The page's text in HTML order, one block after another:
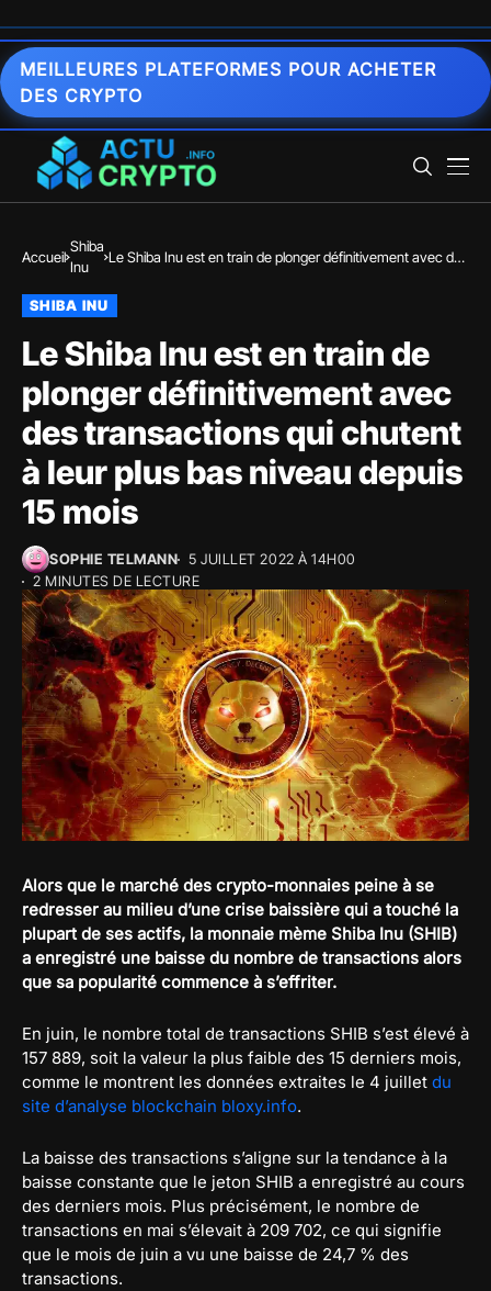
MEILLEURES PLATEFORMES POUR ACHETER
DES CRYPTO
Accueil
Shiba
Inu
Le Shiba Inu est en train de plonger définitivement avec des
mois
SHIBA INU
Le Shiba Inu est en train de
plonger définitivement avec
des transactions qui chutent
à leur plus bas niveau depuis
15 mois
SOPHIE TELMANN
5 JUILLET 2022 À 14H00
2 MINUTES DE LECTURE
Alors que le marché des crypto-monnaies peine à se
redresser au milieu d’une crise baissière qui a touché la
plupart de ses actifs, la monnaie mème Shiba Inu (SHIB)
a enregistré une baisse du nombre de transactions alors
que sa popularité commence à s’effriter.
En juin, le nombre total de transactions SHIB s’est élevé à
157 889, soit la valeur la plus faible des 15 derniers mois,
comme le montrent les données extraites le 4 juillet du
site d’analyse blockchain bloxy.info.
La baisse des transactions s’aligne sur la tendance à la
baisse constante que le jeton SHIB a enregistré au cours
des derniers mois. Plus précisément, le nombre de
transactions en mai s’élevait à 209 702, ce qui signifie
que le mois de juin a vu une baisse de 24,7 % des
transactions.